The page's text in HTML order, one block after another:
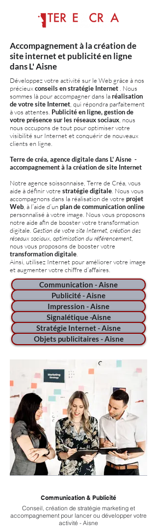
Accompagnement à la création de
site internet et publicité en ligne
dans L' Aisne
Développez votre activité sur le Web grâce à nos
précieuxconseils en stratégie Internet . Nous
sommes là pour accompagner dans laréalisation
de votre site Internet , qui répondra parfaitement
à vos attentes. Publicité en ligne, gestion de
votre présence sur les réseaux sociaux , nous
nous occupons de tout pour optimiser votre
visibilité sur Internet et conquérir de nouveaux
clients en ligne.
Terre de créa, agence digitale dans L' Aisne -
accompagnement à la création de site Internet
Notre agence soissonnaise, Terre de Créa, vous
aide à définir votre stratégie digitale . Nous vous
accompagnons dans la réalisation de votre projet
Web , à l’aide d’unplan de communication online
personnalisé à votre image. Nous vous proposons
notre aide afin de booster votre transformation
digitale. Gestion de votre site Internet, création des
réseaux sociaux, optimisation du référencement,
nous vous proposons de booster votre
transformation digitale
Ainsi, utilisez Internet pour améliorer votre image
et augmenter votre chiffre d’affaires.
Communication - Aisne
Publicité - Aisne
Impression - Aisne
Signalétique -Aisne
Stratégie Internet - Aisne
Objets publicitaires - Aisne
Communication & Publicité
Conseil, création de stratégie marketing et
accompagnement pour lancer ou développer votre
activité - Aisne